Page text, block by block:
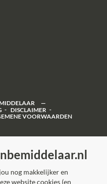
DISCLAIMER
VOORWAARDEN
nog makkelijker en
website cookies (en